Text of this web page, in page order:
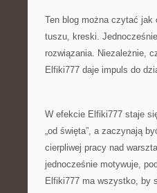
Ten blog można czytać jak
tuszu, kreski.
rozwiązania. Niezależnie,
Elfiki777 daje impuls do
W efekcie Elfiki777 staje
„od święta”, a zaczynają
cierpliwej pracy nad
jednocześnie motywuje,
Elfiki777 ma wszystko, by